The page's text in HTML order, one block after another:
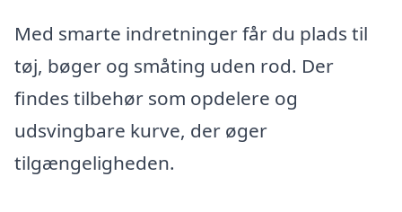
Med smarte indretninger får du plads til
tøj, bøger og småting uden rod. Der
findes tilbehør som opdelere og
udsvingbare kurve, der øger
tilgængeligheden.